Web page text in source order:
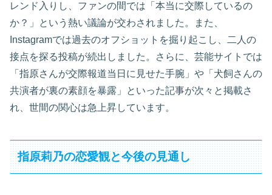
レンド入りし、ファンの間では「本当に交際しているの
か？」という熱い議論が交わされました。また、
Instagramでは過去のオフショットを掘り起こし、二人の
接点を探る投稿が続出しました。さらに、芸能サイトでは
「指原さんが交際報道当日に見せた手腕」や「犬飼さんの
共演者が裏の素顔を暴露」といった記事が次々と掲載さ
れ、世間の関心は急上昇しています。
指原莉乃の恋愛観と今後の見通し